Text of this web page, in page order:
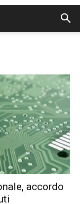
accordo